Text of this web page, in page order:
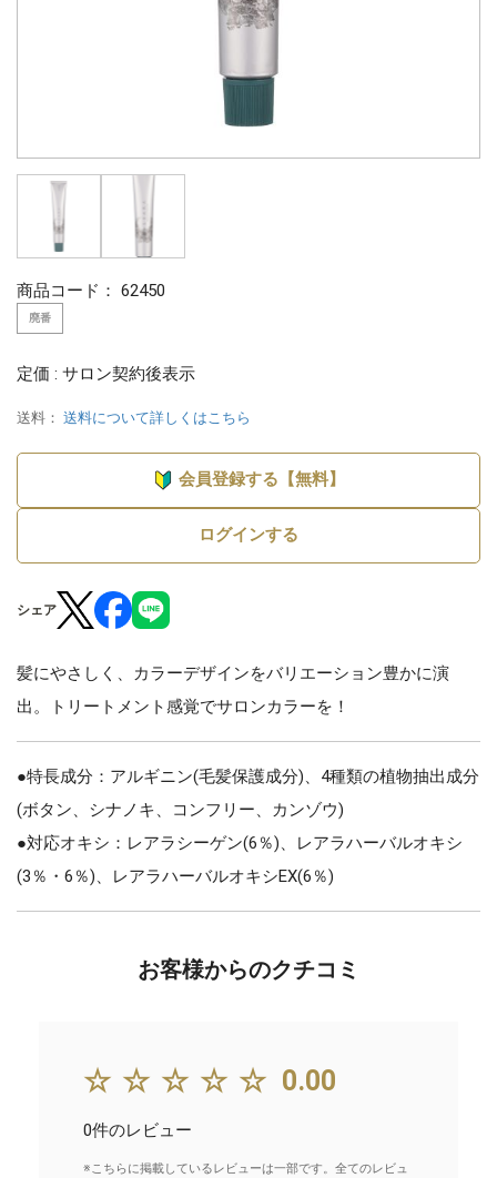
商品コード： 62450
廃番
定価 : サロン契約後表示
送料： 送料について詳しくはこちら
会員登録する【無料】
ログインする
シェア
髪にやさしく、カラーデザインをバリエーション豊かに演
出。トリートメント感覚でサロンカラーを！
●特長成分：アルギニン(毛髪保護成分)、4種類の植物抽出成分
(ボタン、シナノキ、コンフリー、カンゾウ)
●対応オキシ：レアラシーゲン(6％)、レアラハーバルオキシ
(3％・6％)、レアラハーバルオキシEX(6％)
お客様からのクチコミ
☆☆☆☆☆ 0.00
0件のレビュー
※こちらに掲載しているレビューは一部です。全てのレビュ